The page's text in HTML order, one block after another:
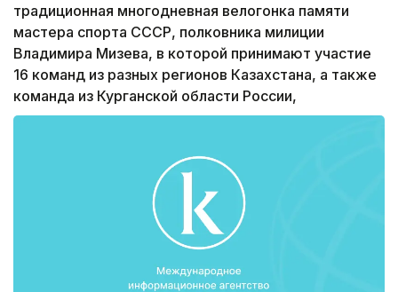
традиционная многодневная велогонка памяти
мастера спорта СССР, полковника милиции
Владимира Мизева, в которой принимают участие
16 команд из разных регионов Казахстана, а также
команда из Курганской области России,